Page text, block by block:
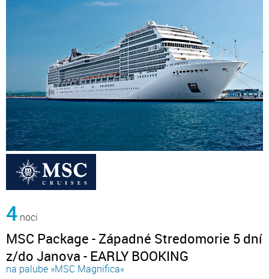
4 noci
MSC Package - Západné Stredomorie 5 dní
z/do Janova - EARLY BOOKING
na palube »MSC Magnifica«